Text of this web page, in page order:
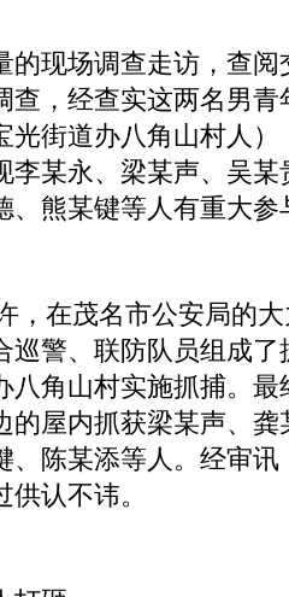
现场调查走访，查阅
查，经查实这两名男
光街道办八角山村人
李某永、梁某声、吴
、熊某键等人有重大参
在茂名市公安局的大
巡警、联防队员组成
八角山村实施抓捕。
的屋内抓获梁某声、
、陈某添等人。经审
认不讳。